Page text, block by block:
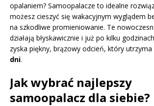
opalaniem? Samoopalacze to idealne
możesz cieszyć się wakacyjnym wyglądem
na szkodliwe promieniowanie. Te
działają błyskawicznie i już po kilku
zyska piękny, brązowy odcień, który
dni.
Jak wybrać najlepszy
samoopalacz dla siebie?